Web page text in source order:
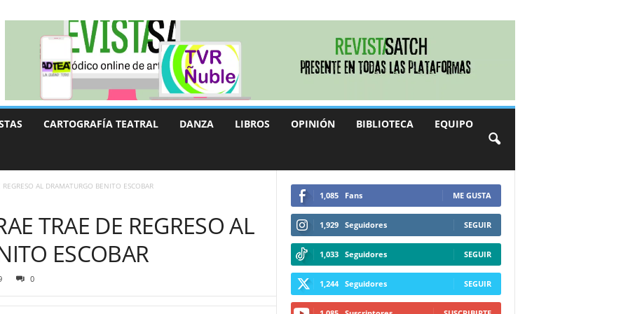
CARTOGRAFÍA TEATRAL DANZA LIBROS OPINIÓN BIBLIOTECA EQUIPO
AL DRAMATURGO BENITO ESCOBAR
TRAE DE REGRESO AL
ESCOBAR
0
1,085 Fans ME GUSTA
1,929 Seguidores SEGUIR
1,033 Seguidores SEGUIR
1,244 Seguidores SEGUIR